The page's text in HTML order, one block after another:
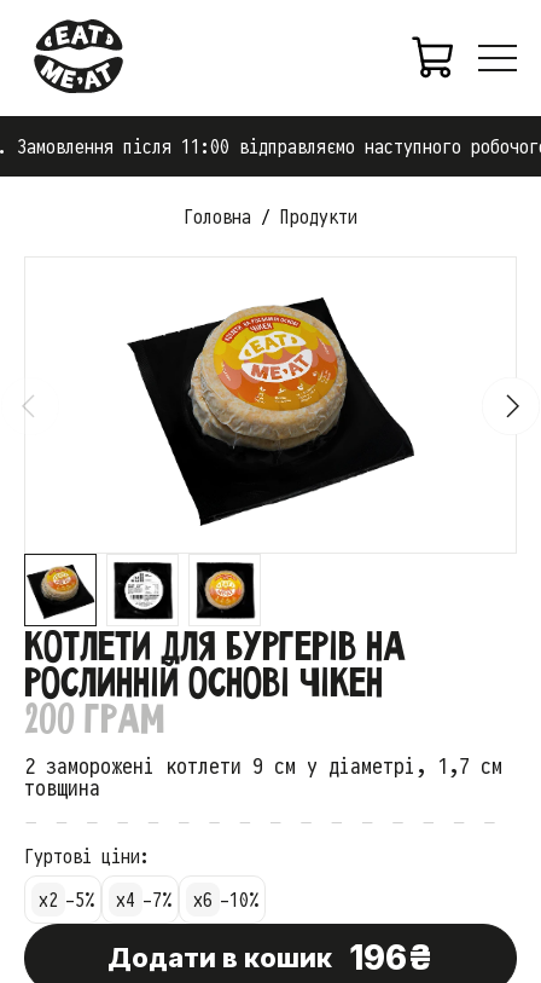
після 11:00 відправляємо наступного
Головна Продукти
КОТЛЕТИ ДЛЯ БУРГЕРІВ НА
РОСЛИННІЙ ОСНОВІ ЧІКЕН
200 ГРАМ
2 заморожені котлети 9 см у діаметрі, 1,7 см
товщина
Додати в кошик 196₴
Гуртові ціни:
x2 -5% x4 -7% x6 -10%